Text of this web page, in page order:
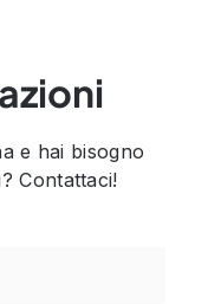
e hai bisogno
Contattaci!